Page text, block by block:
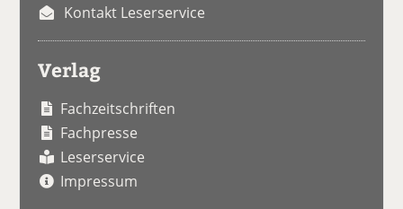
Kontakt Leserservice
Verlag
Fachzeitschriften
Fachpresse
Leserservice
Impressum